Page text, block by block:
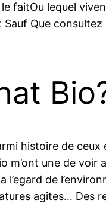
faitOu lequel
Que
histoire de
m’ont une de
de
agites… Des